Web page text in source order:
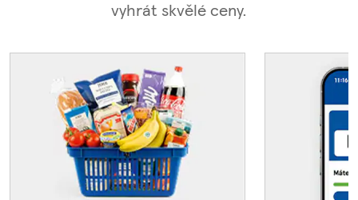
vyhrát skvělé ceny.